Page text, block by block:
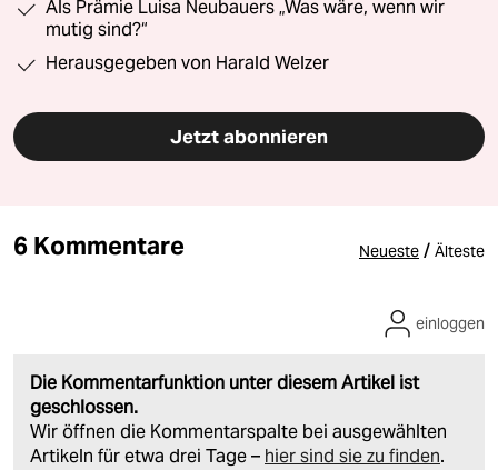
Als Prämie Luisa Neubauers „Was wäre, wenn wir
mutig sind?“
Herausgegeben von Harald Welzer
Jetzt abonnieren
6 Kommentare Neueste / Älteste
Die Kommentarfunktion unter diesem Artikel ist
geschlossen.
Wir öffnen die Kommentarspalte bei ausgewählten
Artikeln für etwa drei Tage – hier sind sie zu finden.
einloggen